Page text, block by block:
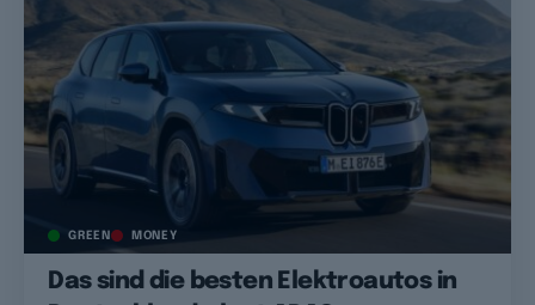
GREEN MONEY
Das sind die besten Elektroautos in